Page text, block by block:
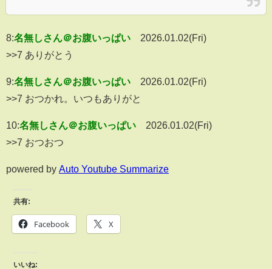
8:名無しさん＠お腹いっぱい
2026.01.02(Fri)
>>7 ありがとう
9:名無しさん＠お腹いっぱい
2026.01.02(Fri)
>>7 おつかれ。いつもありがと
10:名無しさん＠お腹いっぱい
2026.01.02(Fri)
>>7 おつおつ
powered by Auto Youtube Summarize
共有:
Facebook X
いいね: